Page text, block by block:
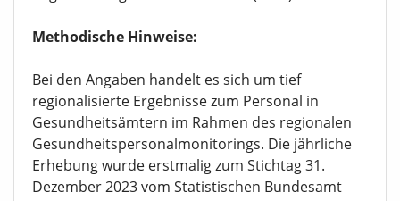
Methodische Hinweise:
Bei den Angaben handelt es sich um tief
regionalisierte Ergebnisse zum Personal in
Gesundheitsämtern im Rahmen des regionalen
Gesundheitspersonalmonitorings. Die jährliche
Erhebung wurde erstmalig zum Stichtag 31.
Dezember 2023 vom Statistischen Bundesamt